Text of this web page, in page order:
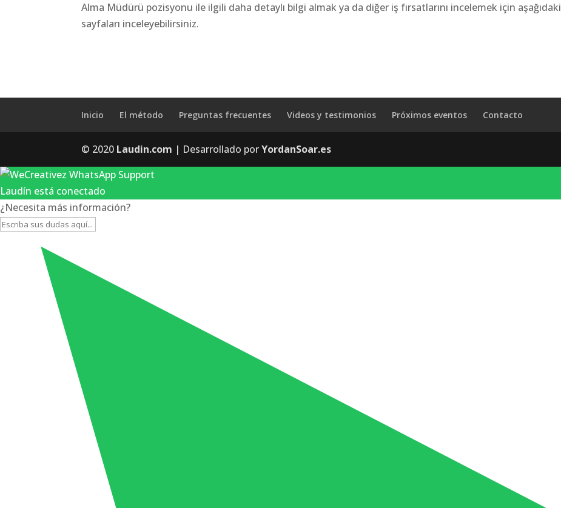
Alma Müdürü pozisyonu ile ilgili daha detaylı bilgi almak ya da diğer iş fırsatlarını incelemek için aşağıdaki
sayfaları inceleyebilirsiniz.
Inicio El método Preguntas frecuentes Videos y testimonios Próximos eventos Contacto
© 2020 Laudin.com | Desarrollado porYordanSoar.es
Laudín está conectado
¿Necesita más información?